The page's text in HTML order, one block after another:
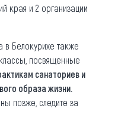
края и 2 организации
в Белокурихе также
посвященные
санаториев и
образа жизни.
позже, следите за